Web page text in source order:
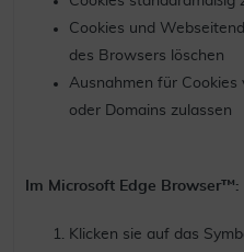
Cookies und
des Browsers löschen
Ausnahmen für
oder Domains zulassen
Im Microsoft Edge Browser™:
Klicken sie auf das